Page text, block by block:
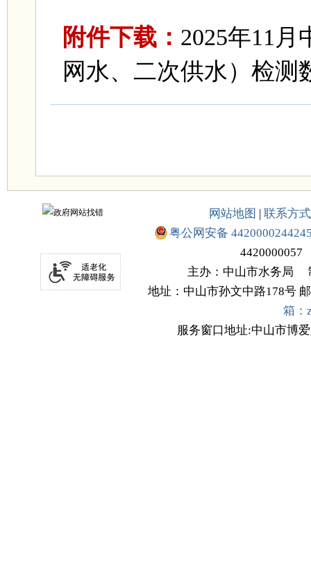
附件下载： 2025年11
网水、二次供水）检测
网站地图 | 联系方式
粤公网安备
4420000057
主办：中山市水务局
地址：中山市孙文中路178号
箱：
服务窗口地址:中山市博